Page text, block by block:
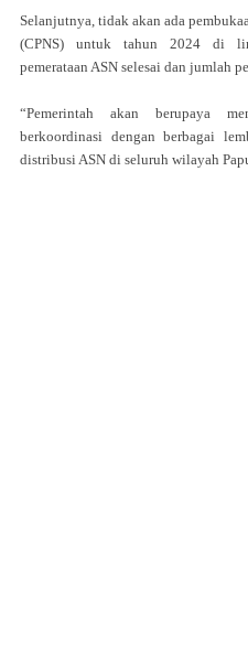
Selanjutnya, tidak akan ada
(CPNS) untuk tahun 2024 di
pemerataan ASN selesai dan jumlah
“Pemerintah akan berupaya
berkoordinasi dengan berbagai
distribusi ASN di seluruh wilayah